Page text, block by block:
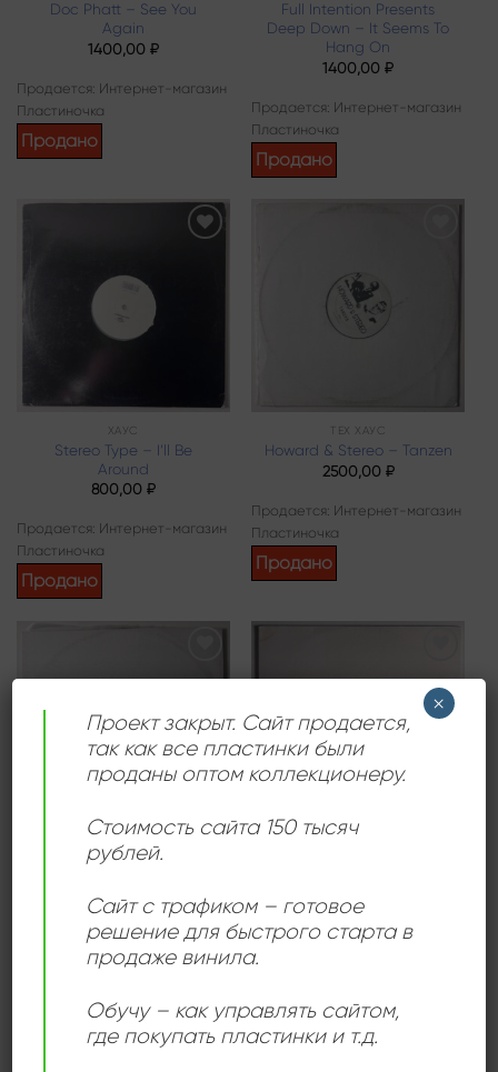
Doc Phatt – See You
Again
1400,00 ₽
Продается: Интернет-магазин
Пластиночка
Продано
Full Intention Presents
Deep Down – It Seems To
Hang On
1400,00₽
Продается: Интернет-магазин
Пластиночка
Продано
ХАУС
Stereo Type – I’ll Be
Around
800,00 ₽
Продается: Интернет-магазин
Пластиночка
Продано
ТЕХ ХАУС
Howard & Stereo – Tanzen
2500,00 ₽
Продается: Интернет-магазин
Пластиночка
Продано
Add to
ХАУС
Продается: Интернет-магазин
Пластиночка
Add to
wishlist
2000,00
Продается: Интернет-магазин
Продано
Проект закрыт. Сайт продается,
так как все пластинки были
проданы оптом коллекционеру.
Стоимость сайта 150 тысяч
рублей.
Сайт с трафиком – готовое
решение для быстрого старта в
продаже винила.
Обучу – как управлять сайтом,
где покупать пластинки и т.д.
×